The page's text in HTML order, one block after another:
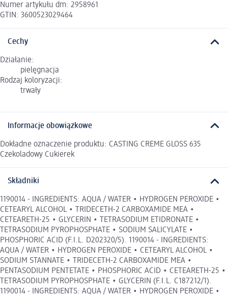
Numer artykułu dm: 2958961
GTIN: 3600523029464
Cechy
Działanie:
pielęgnacja
Rodzaj koloryzacji:
trwały
Informacje obowiązkowe
Dokładne oznaczenie produktu: CASTING CREME GLOSS 635
Czekoladowy Cukierek
Składniki
1190014 - INGREDIENTS: AQUA / WATER • HYDROGEN PEROXIDE •
CETEARYL ALCOHOL • TRIDECETH-2 CARBOXAMIDE MEA •
CETEARETH-25 • GLYCERIN • TETRASODIUM ETIDRONATE •
TETRASODIUM PYROPHOSPHATE • SODIUM SALICYLATE •
PHOSPHORIC ACID (F.I.L. D202320/5). 1190014 - INGREDIENTS:
AQUA / WATER • HYDROGEN PEROXIDE • CETEARYL ALCOHOL •
SODIUM STANNATE • TRIDECETH-2 CARBOXAMIDE MEA •
PENTASODIUM PENTETATE • PHOSPHORIC ACID • CETEARETH-25 •
TETRASODIUM PYROPHOSPHATE • GLYCERIN (F.I.L. C187212/1).
1190014 - INGREDIENTS: AQUA / WATER • HYDROGEN PEROXIDE •